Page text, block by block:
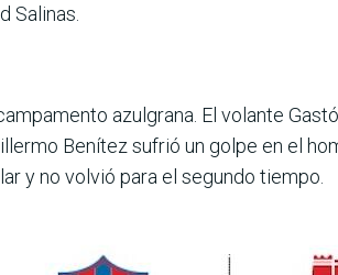
Salinas.
azulgrana. El volante
Benítez sufrió un golpe en el
y no volvió para el segundo tiempo.